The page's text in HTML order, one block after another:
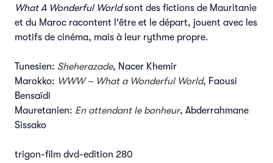
What A Wonderful Worldsont des fictions de Mauritanie
et du Maroc racontent l'être et le départ, jouent avec les
motifs de cinéma, mais à leur rythme propre.
Tunesien: Sheherazade, Nacer Khemir
Marokko: WWW – What a Wonderful World, Faousi
Bensaïdi
Mauretanien: En attendant le bonheur, Abderrahmane
Sissako
trigon-film dvd-edition 280